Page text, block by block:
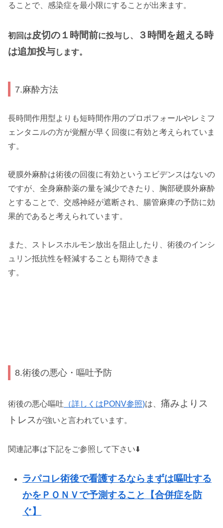
ることで、感染症を最小限にすることが出来ます。
初回は皮切の１時間前に投与し、
３時間を超える時
は追加投与します。
7.麻酔方法
長時間作用型よりも短時間作用のプロポフォールやレミフ
ェンタニルの方が覚醒が早く回復に有効と考えられていま
す。
硬膜外麻酔は術後の回復に有効というエビデンスはないの
ですが、全身麻酔薬の量を減少できたり、胸部硬膜外麻酔
とすることで、交感神経が遮断され、腸管麻痺の予防に効
果的であると考えられています。
また、ストレスホルモン放出を阻止したり、術後のインシ
ュリン抵抗性を軽減することも期待できま
す。
8.術後の悪心・嘔吐予防
術後の悪心嘔吐 （詳しくはPONV参照)は、 痛みよりス
トレス が強いと言われています。
関連記事は下記をご参照して下さい⬇️
ラパコレ術後で看護するならまずは嘔吐する
かをＰＯＮＶで予測すること【合併症を防
ぐ】